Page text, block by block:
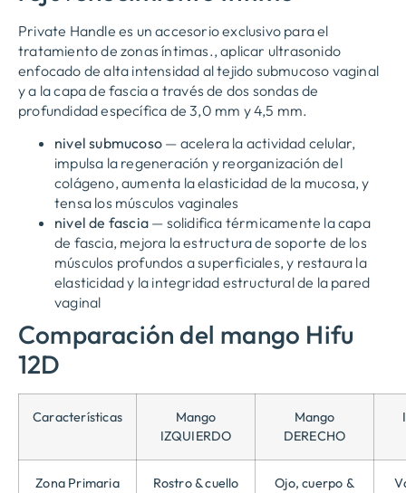
Private Handle es un accesorio exclusivo para el
tratamiento de zonas íntimas., aplicar ultrasonido
enfocado de alta intensidad al tejido submucoso vaginal
y a la capa de fascia a través de dos sondas de
profundidad específica de 3,0 mm y 4,5 mm.
nivel submucoso — acelera la actividad celular,
impulsa la regeneración y reorganización del
colágeno, aumenta la elasticidad de la mucosa, y
tensa los músculos vaginales
nivel de fascia — solidifica térmicamente la capa
de fascia, mejora la estructura de soporte de los
músculos profundos a superficiales, y restaura la
elasticidad y la integridad estructural de la pared
vaginal
Comparación del mango Hifu
12D
Características
Mango
IZQUIERDO
Mango
DERECHO
Zona Primaria Rostro & cuello
Ojo, cuerpo &